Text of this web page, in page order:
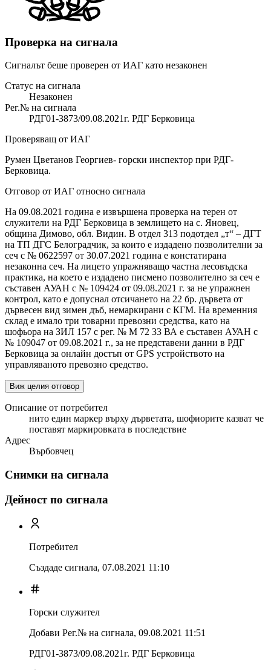
Проверка на сигнала
Сигналът беше проверен от ИАГ като незаконен
Статус на сигнала
Незаконен
Рег.№ на сигнала
РДГ01-3873/09.08.2021г. РДГ Берковица
Проверяващ от ИАГ
Румен Цветанов Георгиев- горски инспектор при РДГ-
Берковица.
Отговор от ИАГ относно сигнала
На 09.08.2021 година е извършена проверка на терен от
служители на РДГ Берковица в землището на с. Яновец,
община Димово, обл. Видин. В отдел 313 подотдел „т“ – ДГТ
на ТП ДГС Белоградчик, за които е издадено позволителни за
сеч с № 0622597 от 30.07.2021 година е констатирана
незаконна сеч. На лицето упражняващо частна лесовъдска
практика, на което е издадено писмено позволително за сеч е
съставен АУАН с № 109424 от 09.08.2021 г. за не упражнен
контрол, като е допуснал отсичането на 22 бр. дървета от
дървесен вид зимен дъб, немаркирани с КГМ. На временния
склад е имало три товарни превозни средства, като на
шофьора на ЗИЛ 157 с рег. № М 72 33 ВА е съставен АУАН с
№ 109047 от 09.08.2021 г., за не представени данни в РДГ
Берковица за онлайн достъп от GPS устройството на
управляваното превозно средство.
Виж целия отговор
Описание от потребител
нито един маркер върху дърветата, шофиорите казват че
поставят маркировката в последствие
Адрес
Върбовчец
Снимки на сигнала
Дейност по сигнала
Потребител
Създаде сигнала, 07.08.2021 11:10
Горски служител
Добави Рег.№ на сигнала, 09.08.2021 11:51
РДГ01-3873/09.08.2021г. РДГ Берковица